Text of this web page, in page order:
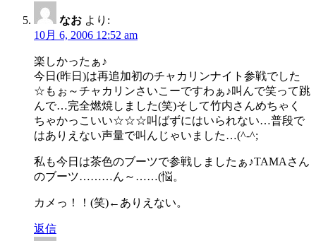
なお より:
10月 6, 2006 12:52 am
楽しかったぁ♪
今日(昨日)は再追加初のチャカリンナイト参戦でした
☆もぉ～チャカリンさいこーですわぁ♪叫んで笑って跳
んで…完全燃焼しました(笑)そして竹内さんめちゃく
ちゃかっこいい☆☆☆叫ばずにはいられない…普段で
はありえない声量で叫んじゃいました…(^-^;
私も今日は茶色のブーツで参戦しましたぁ♪TAMAさん
のブーツ………ん～……(悩。
カメっ！！(笑)←ありえない。
返信